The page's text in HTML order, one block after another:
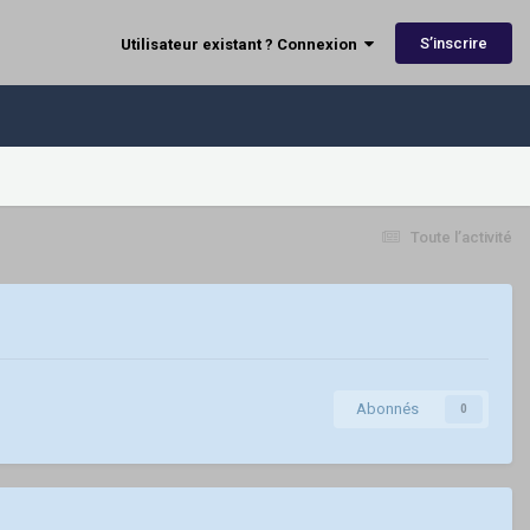
Utilisateur existant ? Connexion S’inscrire
Toute l’activité
Abonnés 0